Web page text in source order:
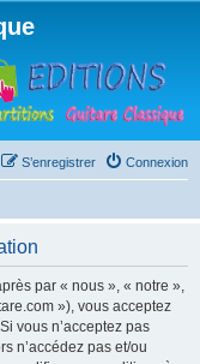
Connexion
S’enregistrer
par « nous », « notre »,
»), vous acceptez
vous n’acceptez pas
n’accédez pas et/ou